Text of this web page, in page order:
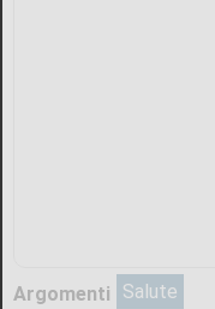
Argomenti Salute